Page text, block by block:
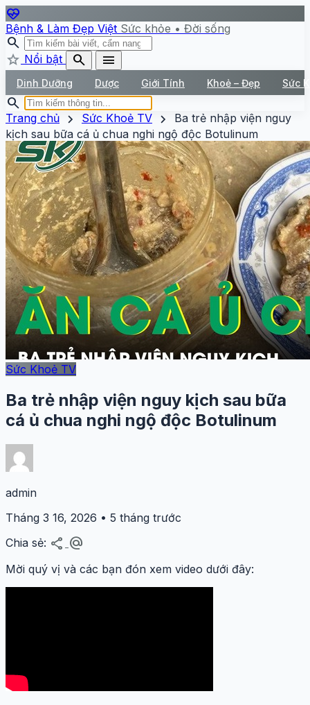
ecg_heart
Bệnh & Làm Đẹp Việt Sức khỏe • Đời sống
search
star Nổi bật search menu
Dinh Dưỡng Dược Giới Tính Khoẻ – Đẹp Sức
search
Trang chủ chevron_right Sức Khoẻ TV chevron_right
Ba trẻ nhập viện nguy
kịch sau bữa cá ủ chua nghi ngộ độc Botulinum
Sức Khoẻ TV
Ba trẻ nhập viện nguy kịch sau bữa
cá ủ chua nghi ngộ độc Botulinum
admin
Tháng 3 16, 2026 • 5 tháng trước
Chia sẻ: share alternate_email
Mời quý vị và các bạn đón xem video dưới đây: